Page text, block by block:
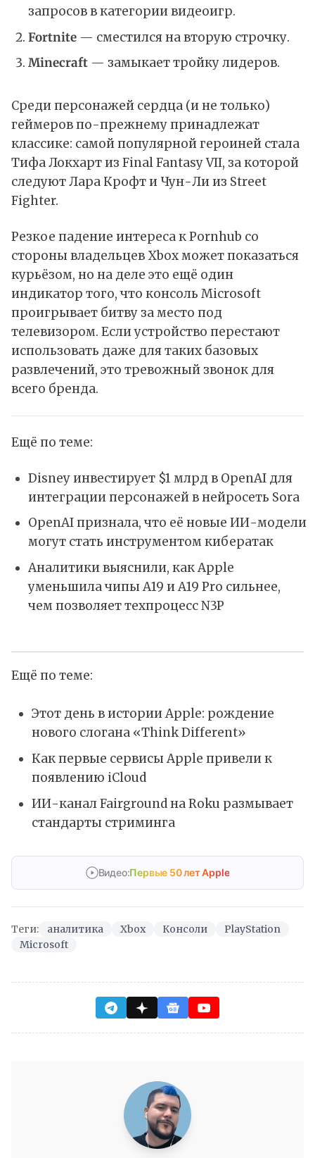
запросов в категории видеоигр.
Fortnite— сместился на вторую строчку.
Minecraft— замыкает тройку лидеров.
Среди персонажей сердца (и не только)
геймеров по-прежнему принадлежат
классике: самой популярной героиней стала
Тифа Локхарт из Final Fantasy VII, за которой
следуют Лара Крофт и Чун-Ли из Street
Fighter.
Резкое падение интереса к Pornhub со
стороны владельцев Xbox может показаться
курьёзом, но на деле это ещё один
индикатор того, что консоль Microsoft
проигрывает битву за место под
телевизором. Если устройство перестают
использовать даже для таких базовых
развлечений, это тревожный звонок для
всего бренда.
Ещё по теме:
Disney инвестирует $1 млрд в OpenAI для
интеграции персонажей в нейросеть Sora
OpenAI признала, что её новые ИИ-модели
могут стать инструментом кибератак
Аналитики выяснили, как Apple
уменьшила чипы A19 и A19 Pro сильнее,
чем позволяет техпроцесс N3P
Ещё по теме:
Этот день в истории Apple: рождение
нового слогана «Think Different»
Как первые сервисы Apple привели к
появлению iCloud
ИИ-канал Fairground на Roku размывает
стандарты стриминга
Видео:Первые 50 лет Apple
Теги: аналитика Xbox Консоли
PlayStation
Microsoft